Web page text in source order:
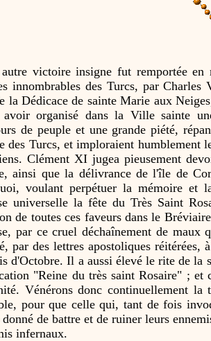
victoire insigne fut remportée
innombrables des Turcs, par
la Dédicace de sainte Marie aux
avoir organisé dans la Ville sainte
de peuple et une grande piété,
des Turcs, et imploraient humblement
Clément XI jugea pieusement
ainsi que la délivrance de l'île de
voulant perpétuer la mémoire et
universelle la fête du Très Saint
de toutes ces faveurs dans le
par ce cruel déchaînement de maux
par des lettres apostoliques
d'Octobre. Il a aussi élevé le rite de la
"Reine du très saint Rosaire" ; et
Vénérons donc continuellement
pour que celle qui, tant de fois
de battre et de ruiner leurs
infernaux.